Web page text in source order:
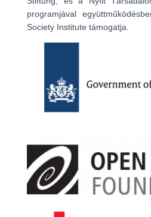
programjával
Society Institute támogatja.